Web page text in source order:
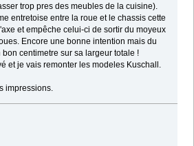
trop pres des meubles de la cuisine).
entretoise entre la roue et le chassis cette
et empêche celui-ci de sortir du moyeux
Encore une bonne intention mais du
centimetre sur sa largeur totale !
et je vais remonter les modeles Kuschall.
impressions.